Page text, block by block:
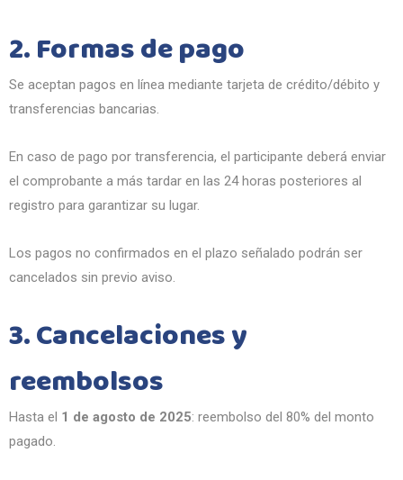
2. Formas de pago
Se aceptan pagos en línea mediante tarjeta de crédito/débito y
transferencias bancarias.
En caso de pago por transferencia, el participante deberá enviar
el comprobante a más tardar en las 24 horas posteriores al
registro para garantizar su lugar.
Los pagos no confirmados en el plazo señalado podrán ser
cancelados sin previo aviso.
3. Cancelaciones y
reembolsos
Hasta el 1 de agosto de 2025: reembolso del 80% del monto
pagado.